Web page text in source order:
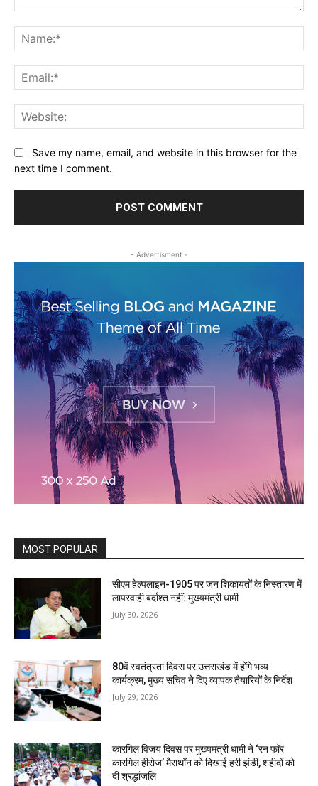
Save my name, email, and website in this browser for the
next time I comment.
- Advertisment -
MOST POPULAR
सीएम हेल्पलाइन-1905 पर जन शिकायतों के निस्तारण में
लापरवाही बर्दाश्त नहीं: मुख्यमंत्री धामी
July 30, 2026
80वें स्वतंत्रता दिवस पर उत्तराखंड में होंगे भव्य
कार्यक्रम, मुख्य सचिव ने दिए व्यापक तैयारियों के निर्देश
July 29, 2026
कारगिल विजय दिवस पर मुख्यमंत्री धामी ने ‘रन फॉर
कारगिल हीरोज’ मैराथॉन को दिखाई हरी झंडी, शहीदों को
दी श्रद्धांजलि